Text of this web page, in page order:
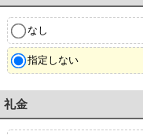
なし
指定しない
礼金